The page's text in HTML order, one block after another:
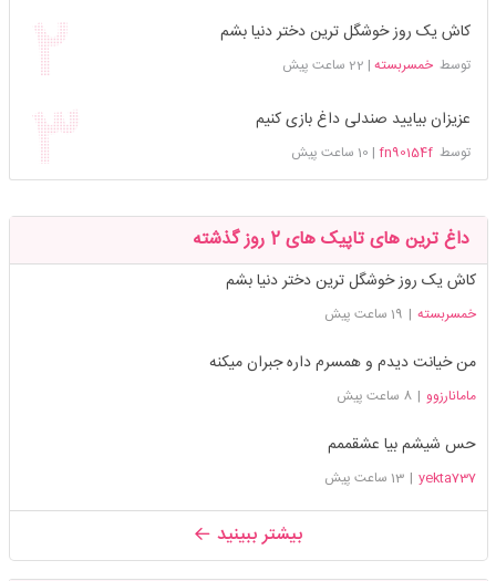
کاش یک روز خوشگل ترین دختر دنیا بشم
توسطخمسربسته | 22 ساعت پیش
عزیزان بیایید صندلی داغ بازی کنیم
توسطfn90154f
| 10 ساعت پیش
داغ ترین های تاپیک های 2 روز گذشته
کاش یک روز خوشگل ترین دختر دنیا بشم
خمسربسته | 19 ساعت پیش
من خیانت دیدم و همسرم داره جبران میکنه
مامانارزوو | 8 ساعت پیش
حس شیشم بیا عشقممم
yekta737
| 13 ساعت پیش
بیشتر ببینید